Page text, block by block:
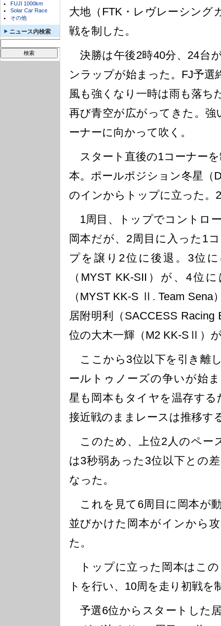
FUJI 1000km
Solar Car Race
その他
ニュース内検索
大地（FTK・レヴレーシング
戦を制した。
決勝は午後2時40分、24台
ンラップが始まった。FJ予選
風も強くなり一時は雨も落ち
再び青空が広がってきた。
ーナーに向かって吹く。
スタート直後の1コーナー
本。ポールポジション冬星（
のインからトップに立った。
1周目、トップでコントロ
岡本だが、2周目に入った1
プを譲り2位に後退。3位
（MYST KK-SII）が、4位
（MYST KK-S Ⅱ. Team Sena
居附明利（SACCESS
位の大木一輝（M2 KK-SⅡ）
ここから3位以下を引き離
ールトゥノーズの争いが始
星も岡本もタイヤを温存す
接近戦のままレースは推移す
このため、上位2人のペー
は3秒弱あった3位以下との
なった。
これを見て6周目に岡本が
並びかけた岡本がインから
た。
トップに立った岡本はこ
トを行い、10周を走り初戦を
予選6位からスタートした